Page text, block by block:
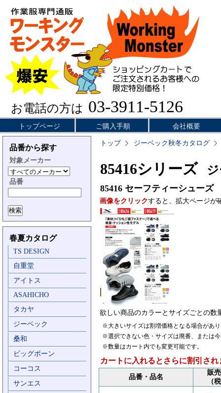
お電話の方は 03-3911-5126
トップページ ご購入手順 会社概要
品番から探す
対象メーカー
品番
春夏カタログ
TS DESIGN
自重堂
アイトス
ASAHICHO
タカヤ
ジーベック
桑和
ビッグボーン
コーコス
サンエス
トップ ジーベック秋冬カタログ
85416シリーズ ジ
85416 セーフティーシューズ
画像をクリックすると、拡大ページが
欲しい商品のカラーとサイズごとの数
※大きいサイズは割増価格となる場合があ
※選択できない色・サイズは廃番、または
※数量はカート内でも変更可能です。
カートに入れるとさらに割引され
品番・品名
販
（